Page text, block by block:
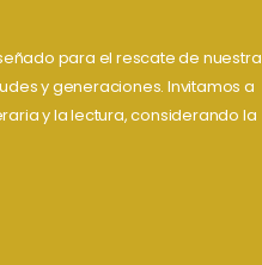
para el rescate de nuestra
y generaciones. Invitamos a
y la lectura, considerando la